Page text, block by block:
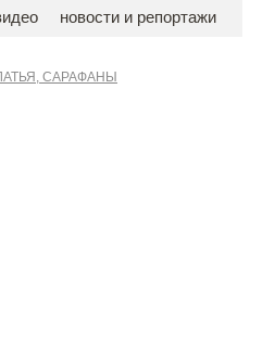
новости и репортажи
САРАФАНЫ